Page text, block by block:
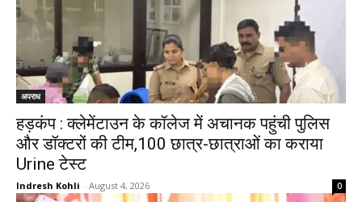
अपराध
हड़कंप : क्लेमेंटाउन के कॉलेज में अचानक पहुंची पुलिस
और डॉक्टरों की टीम,100 छात्र-छात्राओं का कराया
Urine टेस्ट
Indresh Kohli - August 4, 2026 0